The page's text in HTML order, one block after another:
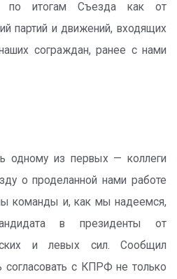
по итогам Съезда как от
партий и движений, входящих
сограждан, ранее с нами
одному из первых — коллеги
о проделанной нами работе
команды и, как мы надеемся,
в президенты от
и левых сил. Сообщил
согласовать с КПРФ не только